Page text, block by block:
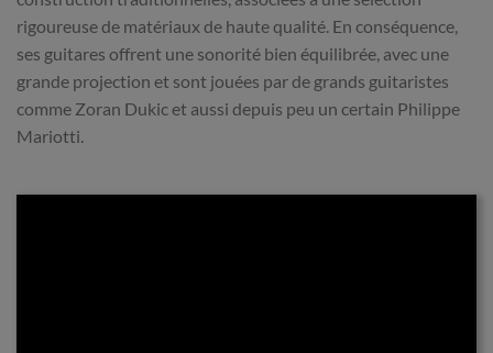
rigoureuse de matériaux de haute qualité. En conséquence,
ses guitares offrent une sonorité bien équilibrée, avec une
grande projection et sont jouées par de grands guitaristes
comme Zoran Dukic et aussi depuis peu un certain Philippe
Mariotti.